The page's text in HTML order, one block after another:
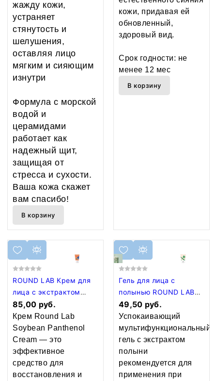
жажду кожи,
устраняет
стянутость и
шелушения,
оставляя лицо
мягким и сияющим
изнутри
Формула с морской
водой и
церамидами
работает как
надежный щит,
защищая от
стресса и сухости.
Ваша кожа скажет
вам спасибо!
В корзину
кожи, придавая ей
обновленный,
здоровый вид.
Срок годности: не
менее 12 мес
В корзину
ROUND LAB Крем для
лица с экстрактом
черной сои и
пантенолом SOYBEAN
PANTHENOL
85,00 руб.
Крем Round Lab
Soybean Panthenol
Cream — это
эффективное
средство для
восстановления и
Гель для лица с
полынью ROUND LAB
MUGWORT CALMING
SOOTHING GEL, 150 мл
49,50 руб.
Успокаивающий
мультифункциональный
гель с экстрактом
полыни
рекомендуется для
применения при